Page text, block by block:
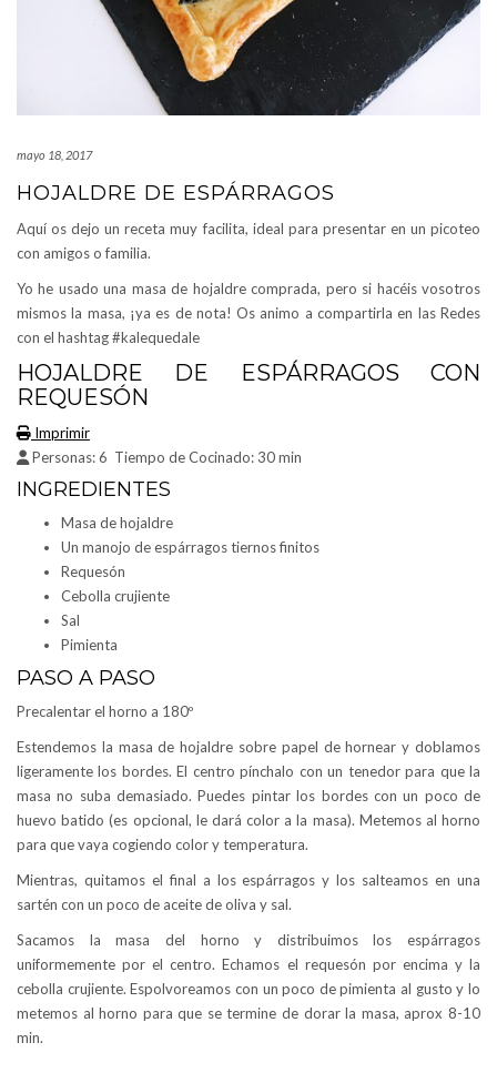
mayo 18, 2017
HOJALDRE DE ESPÁRRAGOS
Aquí os dejo un receta muy facilita, ideal para presentar en un picoteo
con amigos o familia.
Yo he usado una masa de hojaldre comprada, pero si hacéis vosotros
mismos la masa, ¡ya es de nota! Os animo a compartirla en las Redes
con el hashtag #kalequedale
HOJALDRE DE ESPÁRRAGOS CON
REQUESÓN
Imprimir
Personas:6 Tiempo de Cocinado: 30 min
INGREDIENTES
Masa de hojaldre
Un manojo de espárragos tiernos finitos
Requesón
Cebolla crujiente
Sal
Pimienta
PASO A PASO
Precalentar el horno a 180º
Estendemos la masa de hojaldre sobre papel de hornear y doblamos
ligeramente los bordes. El centro pínchalo con un tenedor para que la
masa no suba demasiado. Puedes pintar los bordes con un poco de
huevo batido (es opcional, le dará color a la masa). Metemos al horno
para que vaya cogiendo color y temperatura.
Mientras, quitamos el final a los espárragos y los salteamos en una
sartén con un poco de aceite de oliva y sal.
Sacamos la masa del horno y distribuimos los espárragos
uniformemente por el centro. Echamos el requesón por encima y la
cebolla crujiente. Espolvoreamos con un poco de pimienta al gusto y lo
metemos al horno para que se termine de dorar la masa, aprox 8-10
min.